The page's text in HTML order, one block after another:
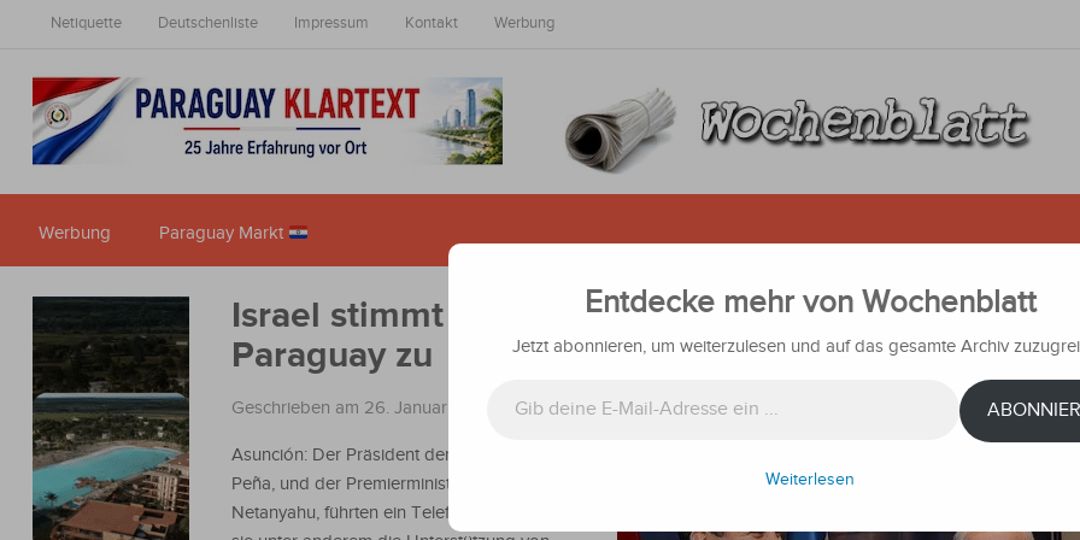
Netiquette Deutschenliste Impressum Kontakt Werbung
Werbung Paraguay Markt
Israel stimmt der Wiedereröffnung seiner Botschaft
Paraguay zu
Geschrieben am 26. Januar 2024 inNachrichten
Asunción: Der Präsident der Republik, Santiago
Peña, und der Premierminister Israels, Benjamin
Netanyahu, führten ein Telefongespräch, in dem
Entdecke mehr von Wochenblatt
Jetzt abonnieren, um weiterzulesen und auf das gesamte Archiv
Weiterlesen